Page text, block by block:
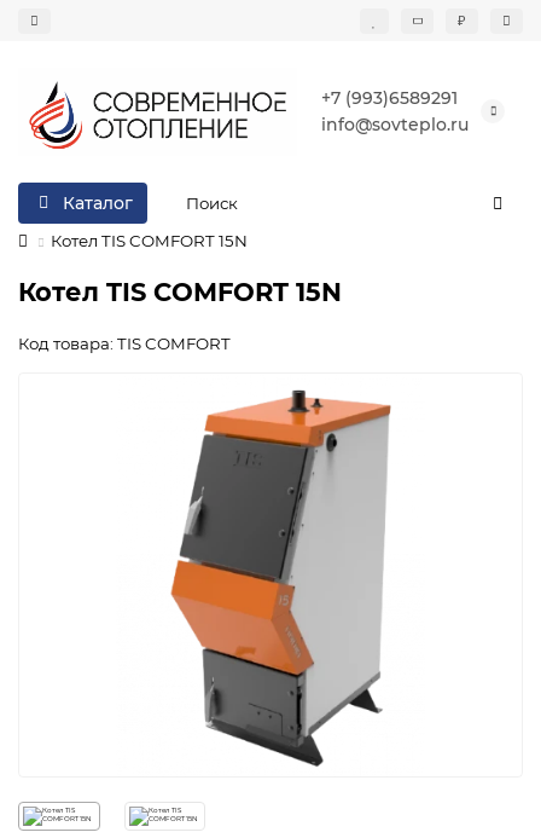
₽
+7 (993)6589291
info@sovteplo.ru
Каталог
Котел TIS COMFORT 15N
Котел TIS COMFORT 15N
Код товара: TIS COMFORT